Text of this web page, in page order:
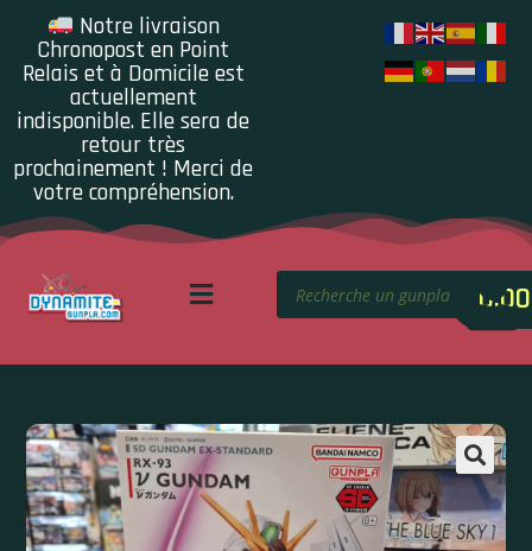
Notre livraison
Chronopost en Point
Relais et à Domicile est
actuellement
indisponible. Elle sera de
retour très
prochainement ! Merci de
votre compréhension.
0.00